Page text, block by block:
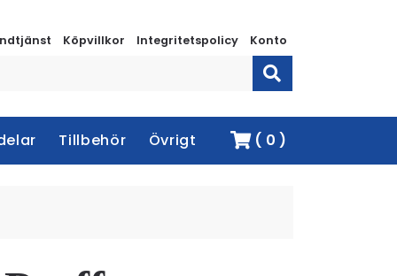
Köpvillkor Integritetspolicy Konto
Tillbehör Övrigt ( 0 )